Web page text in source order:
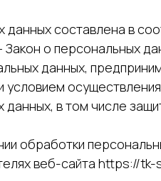
составлена в
о персональных
данных,
условием
в том числе
обработки
веб-сайта https://tk-